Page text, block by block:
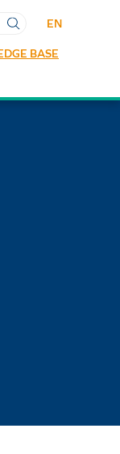
EN
BASE